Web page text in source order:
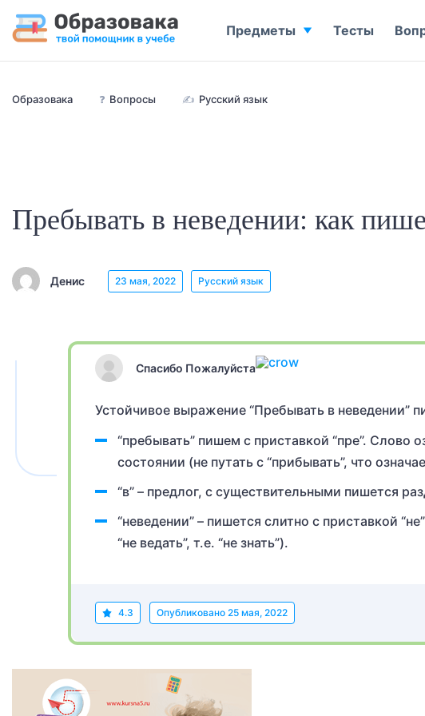
Образовака ❓ Вопросы ✍ Русский язык
Пребывать в неведении: как
Денис 23 мая, 2022 Русский язык
Спасибо Пожалуйста
Устойчивое выражение “Пребывать в неведении”
“пребывать” пишем с приставкой “пре”.
состоянии (не путать с “прибывать”, что
“в” – предлог, с существительными пишется
“неведении” – пишется слитно с приставкой
“не ведать”, т.е. “не знать”).
4.3 Опубликовано 25 мая, 2022
Предметы Тесты